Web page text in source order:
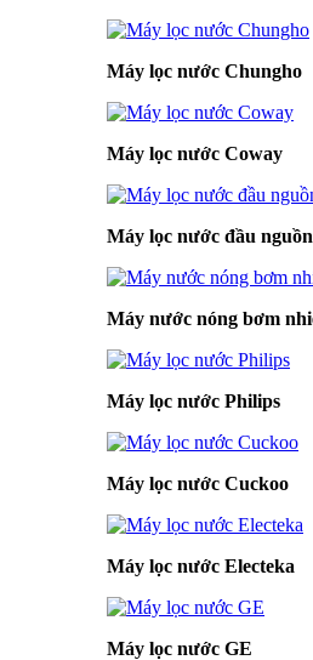
Máy lọc nước Chungho
Máy lọc nước Coway
Máy lọc nước đầu
Máy nước nóng bơm
Máy lọc nước Philips
Máy lọc nước Cuckoo
Máy lọc nước Electeka
Máy lọc nước GE